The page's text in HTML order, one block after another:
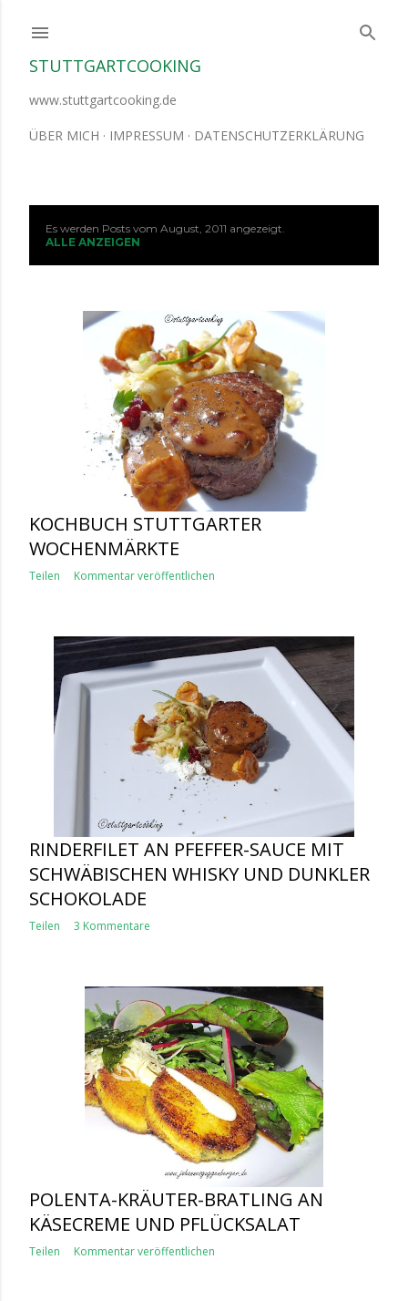
STUTTGARTCOOKING
www.stuttgartcooking.de
ÜBER MICH IMPRESSUM DATENSCHUTZERKLÄRUNG
Es werden Posts vom August, 2011 angezeigt.
ALLE ANZEIGEN
KOCHBUCH STUTTGARTER
WOCHENMÄRKTE
Teilen Kommentar veröffentlichen
RINDERFILET AN PFEFFER-SAUCE MIT
SCHWÄBISCHEN WHISKY UND DUNKLER
SCHOKOLADE
Teilen 3 Kommentare
POLENTA-KRÄUTER-BRATLING AN
KÄSECREME UND PFLÜCKSALAT
Teilen Kommentar veröffentlichen